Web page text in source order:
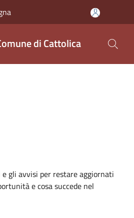
di Cattolica
gli avvisi per restare aggiornati
e cosa succede nel